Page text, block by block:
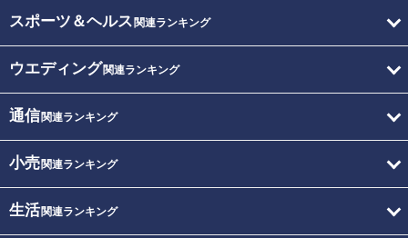
スポーツ＆ヘルス 関連ランキング
ウエディング関連ランキング
通信関連ランキング
小売関連ランキング
生活関連ランキング